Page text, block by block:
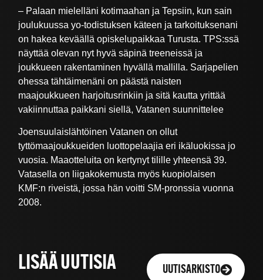
– Palaan mielelläni kotimaahan ja Tepsiin, kun sain
joulukuussa yo-todistuksen käteen ja tarkoituksenani
on hakea keväällä opiskelupaikkaa Turusta. TPS:ssä
näyttää olevan nyt hyvä säpinä treeneissä ja
joukkueen rakentaminen hyvällä mallilla. Sarjapelien
ohessa tähtäimenäni on päästä naisten
maajoukkueen harjoitusrinkiin ja sitä kautta yrittää
vakiinnuttaa paikkani siellä, Vatanen suunnittelee
Joensuulaislähtöinen Vatanen on ollut
tyttömaajoukkueiden luottopelaajia eri ikäluokissa jo
vuosia. Maaotteluita on kertynyt tilille yhteensä 39.
Vatasella on liigakokemusta myös kuopiolaisen
KMF:n riveistä, jossa hän voitti SM-pronssia vuonna
2008.
LISÄÄ UUTISIA UUTISARKISTO